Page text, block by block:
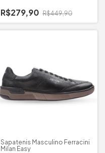
R$279,90 R$449,90
Sapatenis Masculino Ferracini
Milan Easy